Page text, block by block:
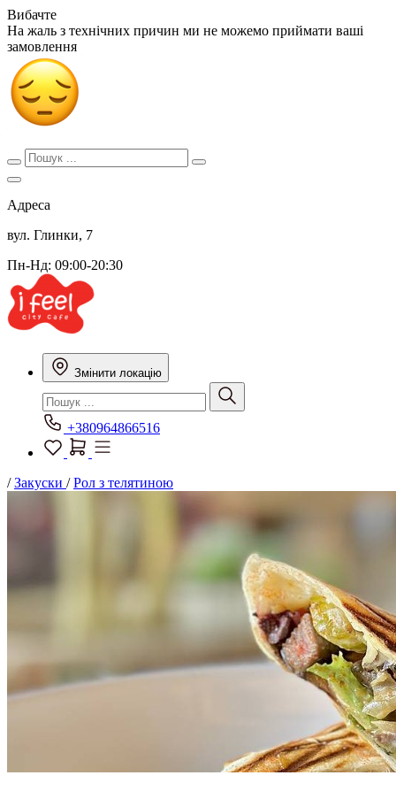
Вибачте
На жаль з технічних причин ми не можемо приймати ваші
замовлення
Адреса
вул. Глинки, 7
Пн-Нд: 09:00-20:30
Змінити локацію
+380964866516
/Закуски /Рол з телятиною